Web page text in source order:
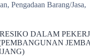
, Pengadaan Barang/Jasa,
DALAM